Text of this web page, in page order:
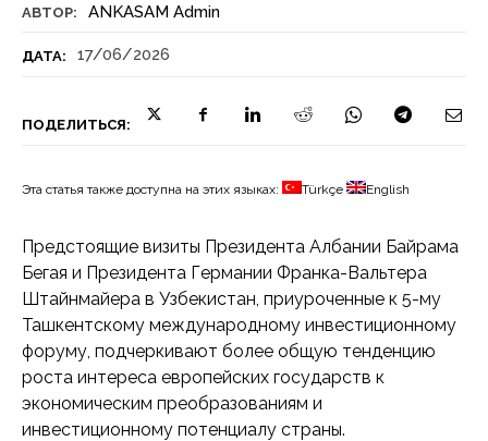
АВТОР: ANKASAM Admin
ДАТА: 17/06/2026
ПОДЕЛИТЬСЯ:
Эта статья также доступна на этих языках: Türkçe English
Предстоящие визиты Президента Албании Байрама
Бегая и Президента Германии Франка-Вальтера
Штайнмайера в Узбекистан, приуроченные к 5-му
Ташкентскому международному инвестиционному
форуму, подчеркивают более общую тенденцию
роста интереса европейских государств к
экономическим преобразованиям и
инвестиционному потенциалу страны.